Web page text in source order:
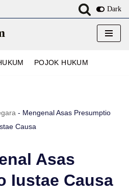
Dark
POJOK HUKUM
- Mengenal Asas Presumptio
Causa
Asas
Iustae Causa